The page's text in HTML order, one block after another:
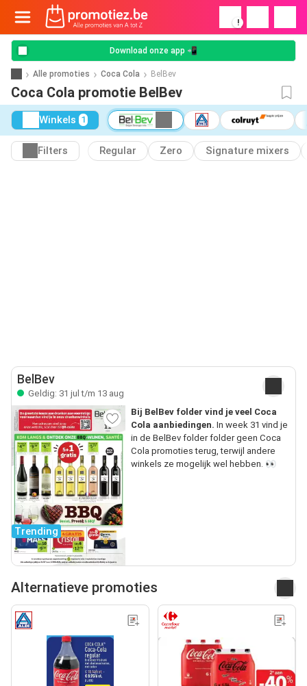
!
Download onze app 📲
Alle promoties Coca Cola BelBev
Coca Cola promotie BelBev
Winkels 1
Filters Regular Zero Signature mixers
BelBev
Geldig: 31 jul t/m 13 aug
Trending
Bij BelBev folder vind je veel Coca
Cola aanbiedingen. In week 31 vind je
in de BelBev folder folder geen Coca
Cola promoties terug, terwijl andere
winkels ze mogelijk wel hebben. 👀
Alternatieve promoties